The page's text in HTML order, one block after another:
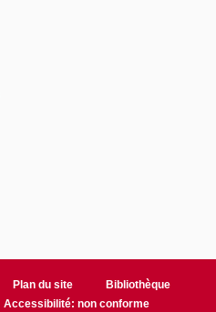
Plan du site
Bibliothèque
Accessibilité: non conforme